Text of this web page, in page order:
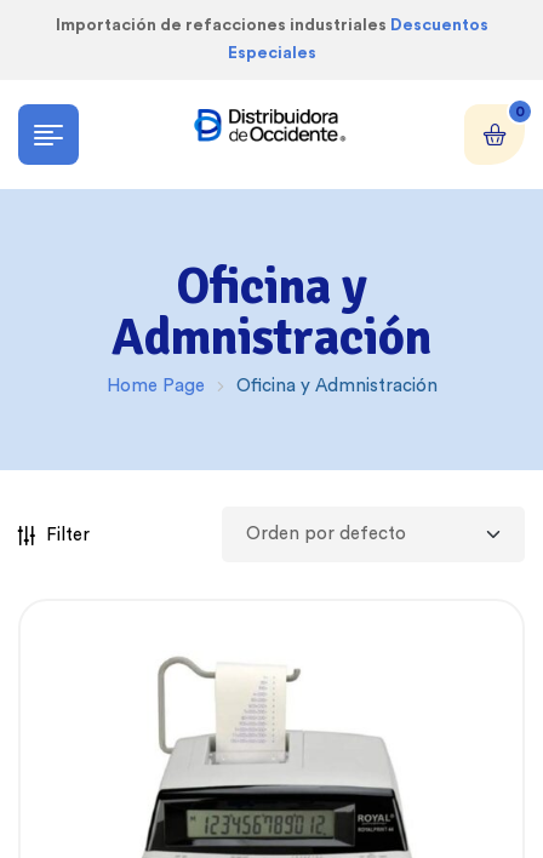
Importación de refacciones industriales Descuentos
Especiales
0
Oficina y
Admnistración
Home Page Oficina y Admnistración
Filter